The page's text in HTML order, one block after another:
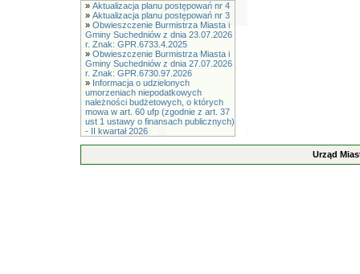
» Aktualizacja planu postępowań nr 4
» Aktualizacja planu postępowań nr 3
» Obwieszczenie Burmistrza Miasta i
Gminy Suchedniów z dnia 23.07.2026
r. Znak: GPR.6733.4.2025
» Obwieszczenie Burmistrza Miasta i
Gminy Suchedniów z dnia 27.07.2026
r. Znak: GPR.6730.97.2026
» Informacja o udzielonych
umorzeniach niepodatkowych
należności budżetowych, o których
mowa w art. 60 ufp (zgodnie z art. 37
ust 1 ustawy o finansach publicznych)
- II kwartał 2026
Urząd